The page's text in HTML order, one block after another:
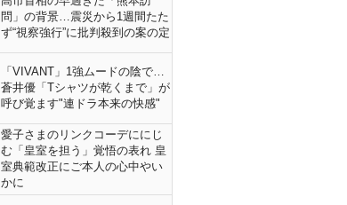
問」の背景…震災から1週間たた
ず“視察強行”に批判殺到の案の定
「VIVANT」1強ムードの陰で…
蒼井優「Tシャツが乾くまで」が
呼び覚ます"連ドラ本来の快感"
愛子さまのリンクコーデににじ
む「皇室を担う」覚悟の表れ 皇
室典範改正にご本人の心中やい
かに